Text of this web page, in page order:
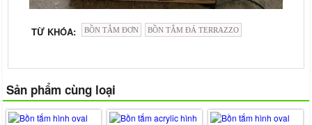
TỪ KHÓA: BỒN TẮM ĐƠN BỒN TẮM ĐÁ TERRAZZO
Sản phẩm cùng loại